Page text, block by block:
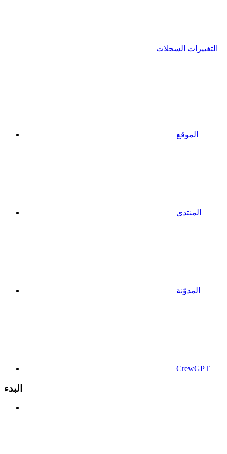
التغييرات السجلات
الموقع
المنتدى
المدوّنة
CrewGPT
البدء